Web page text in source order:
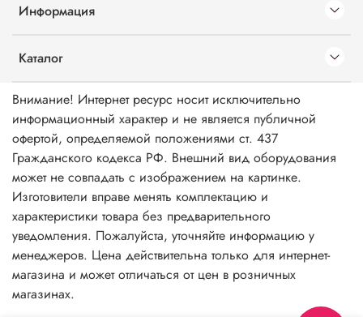
Информация
Каталог
Внимание! Интернет ресурс носит исключительно
информационный характер и не является публичной
офертой, определяемой положениями ст. 437
Гражданского кодекса РФ. Внешний вид оборудования
может не совпадать с изображением на картинке.
Изготовители вправе менять комплектацию и
характеристики товара без предварительного
уведомления. Пожалуйста, уточняйте информацию у
менеджеров. Цена действительна только для интернет-
магазина и может отличаться от цен в розничных
магазинах.